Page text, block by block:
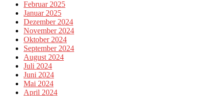
Februar 2025
Januar 2025
Dezember 2024
November 2024
Oktober 2024
September 2024
August 2024
Juli 2024
Juni 2024
Mai 2024
April 2024